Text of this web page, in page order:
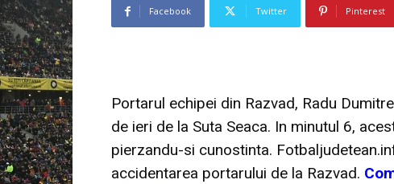
Facebook Twitter Pinterest
Portarul echipei din Razvad, Radu
de ieri de la Suta Seaca. In minutul 6,
pierzandu-si cunostinta.
accidentarea portarului de la Razvad.